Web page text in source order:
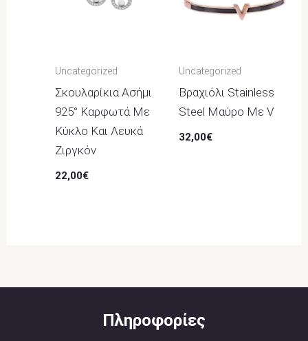
Uncategorized
Σκουλαρίκια Ασήμι
925° Καρφωτά Με
Κύκλο Και Λευκά
Ζιργκόν
22,00€
Uncategorized
Βραχιόλι Stainless
Steel Μαύρο Με V
32,00€
Πληροφορίες